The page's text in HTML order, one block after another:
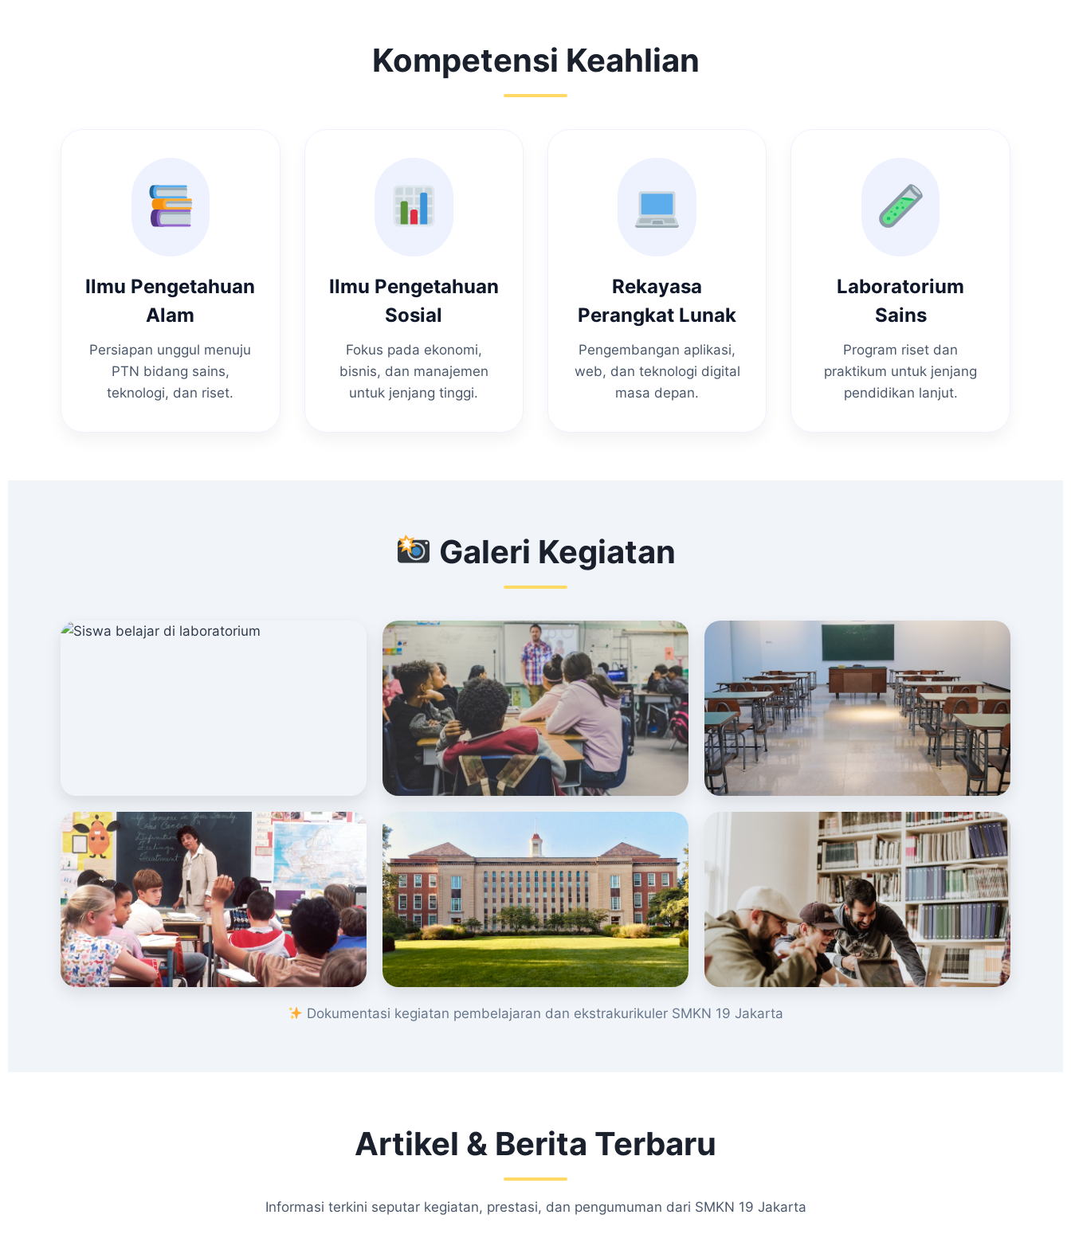
Kompetensi Keahlian
Ilmu Pengetahuan
Alam
Persiapan unggul menuju
PTN bidang sains,
teknologi, dan riset.
Ilmu Pengetahuan
Sosial
Fokus pada ekonomi,
bisnis, dan manajemen
untuk jenjang tinggi.
Rekayasa
Perangkat Lunak
Pengembangan aplikasi,
web, dan teknologi digital
masa depan.
Laboratorium
Sains
Program riset dan
praktikum untuk jenjang
pendidikan lanjut.
Galeri Kegiatan
Dokumentasi kegiatan pembelajaran dan ekstrakurikuler SMKN 19 Jakarta
Artikel & Berita Terbaru
Informasi terkini seputar kegiatan, prestasi, dan pengumuman dari SMKN 19 Jakarta